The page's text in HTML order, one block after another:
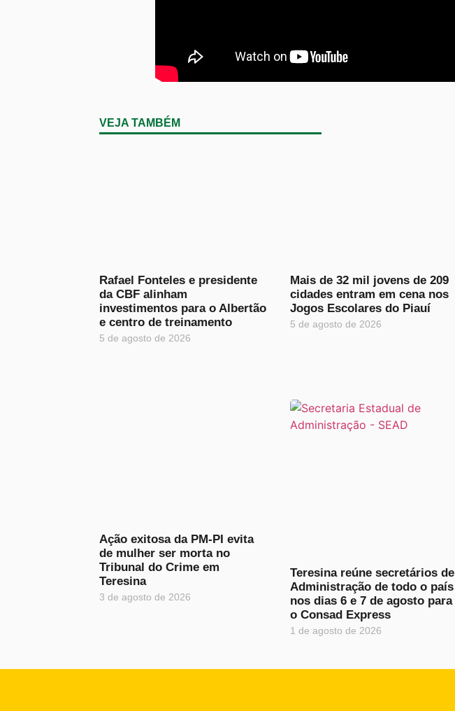
VEJA TAMBÉM
Rafael Fonteles e presidente
da CBF alinham
investimentos para o Albertão
e centro de treinamento
5 de agosto de 2026
Mais de 32 mil jovens de 209
cidades entram em cena nos
Jogos Escolares do Piauí
5 de agosto de 2026
Ação exitosa da PM-PI evita
de mulher ser morta no
Tribunal do Crime em
Teresina
3 de agosto de 2026
Teresina reúne secretários de
Administração de todo o país
nos dias 6 e 7 de agosto para
o Consad Express
1 de agosto de 2026